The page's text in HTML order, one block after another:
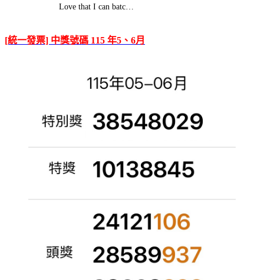
Love that I can batc…
[統一發票] 中獎號碼 115 年5、6月